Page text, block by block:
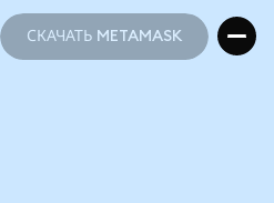
СКАЧАТЬ METAMASK